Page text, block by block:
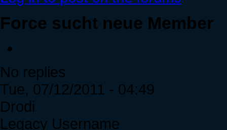
Force sucht neue Member
No replies
Tue, 07/12/2011 - 04:49
Drodi
Legacy Username